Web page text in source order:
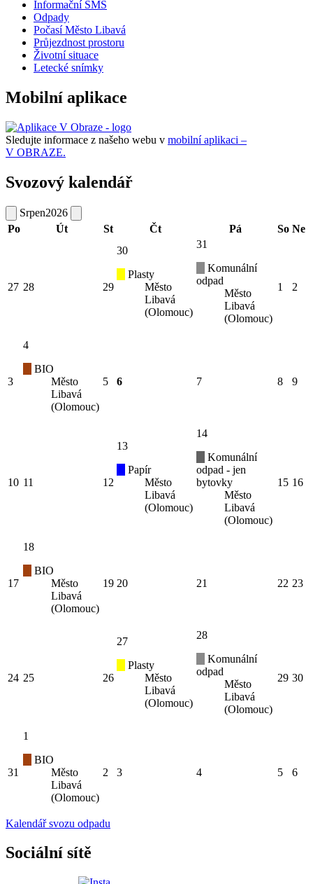
Informační SMS
Odpady
Počasí Město Libavá
Průjezdnost prostoru
Životní situace
Letecké snímky
Mobilní aplikace
Sledujte informace z našeho webu v mobilní aplikaci –
V OBRAZE.
Svozový kalendář
Srpen2026
Po
Út St Čt Pá So Ne
27 28 29
30
Plasty
Město
Libavá
(Olomouc)
31
Komunální
odpad
Město
Libavá
(Olomouc)
1 2
3
4
BIO
Město
Libavá
(Olomouc)
5 6 7 8 9
10 11 12
13
Papír
Město
Libavá
(Olomouc)
14
Komunální
odpad - jen
bytovky
Město
Libavá
(Olomouc)
15 16
17
18
BIO
Město
Libavá
(Olomouc)
19 20 21 22 23
24 25 26
27
Plasty
Město
Libavá
(Olomouc)
28
Komunální
odpad
Město
Libavá
(Olomouc)
29 30
31
1
BIO
Město
Libavá
(Olomouc)
2 3 4 5 6
Kalendář svozu odpadu
Sociální sítě